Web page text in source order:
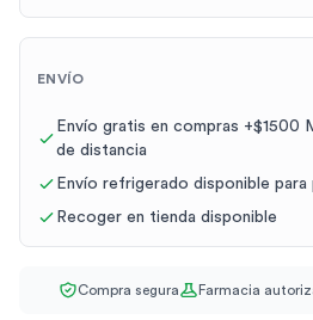
ENVÍO
Envío gratis en compras +$1500
de distancia
Envío refrigerado disponible
Recoger en tienda disponible
Compra segura Farmacia